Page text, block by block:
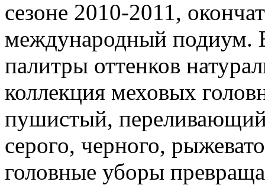
сезоне 2010-2011,
международный подиум.
палитры оттенков
коллекция меховых
пушистый,
серого, черного,
головные уборы